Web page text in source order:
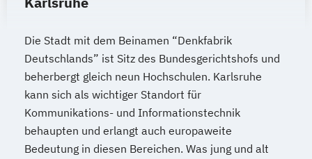
Die Stadt mit dem Beinamen “Denkfabrik
Deutschlands” ist Sitz des Bundesgerichtshofs und
beherbergt gleich neun Hochschulen. Karlsruhe
kann sich als wichtiger Standort für
Kommunikations- und Informationstechnik
behaupten und erlangt auch europaweite
Bedeutung in diesen Bereichen. Was jung und alt